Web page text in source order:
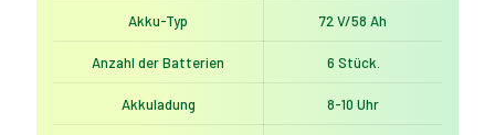
Akku-Typ 72 V/58 Ah
Anzahl der Batterien 6 Stück.
Akkuladung 8-10 Uhr